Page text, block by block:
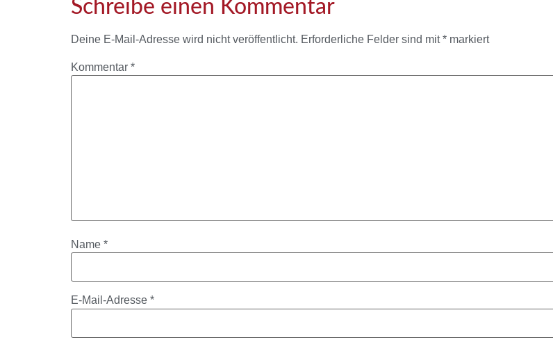
Schreibe einen Kommentar
Deine E-Mail-Adresse wird nicht veröffentlicht. Erforderliche Felder sind mit* markiert
Kommentar *
Name *
E-Mail-Adresse *